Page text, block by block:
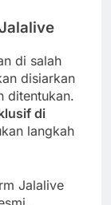
di salah
disiarkan
ditentukan.
di
langkah
Jalalive